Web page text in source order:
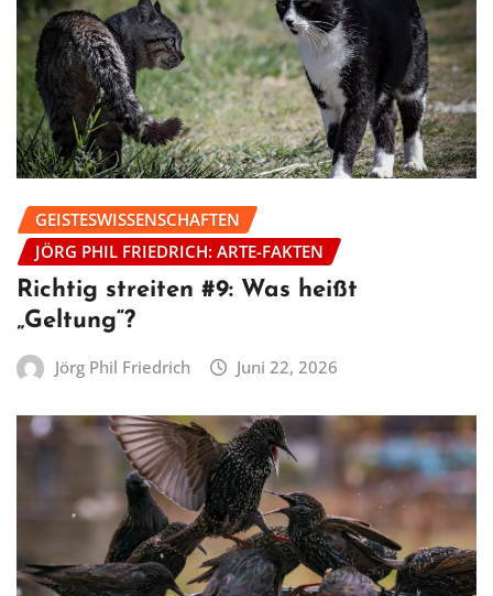
GEISTESWISSENSCHAFTEN
JÖRG PHIL FRIEDRICH: ARTE-FAKTEN
Richtig streiten #9: Was heißt
„Geltung“?
Jörg Phil Friedrich Juni 22, 2026